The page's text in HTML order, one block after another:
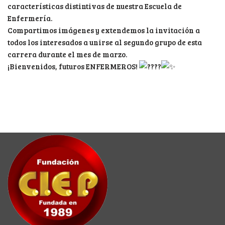
características distintivas de nuestra Escuela de
Enfermería.
Compartimos imágenes y extendemos la invitación a
todos los interesados a unirse al segundo grupo de esta
carrera durante el mes de marzo.
¡Bienvenidos, futuros ENFERMEROS!